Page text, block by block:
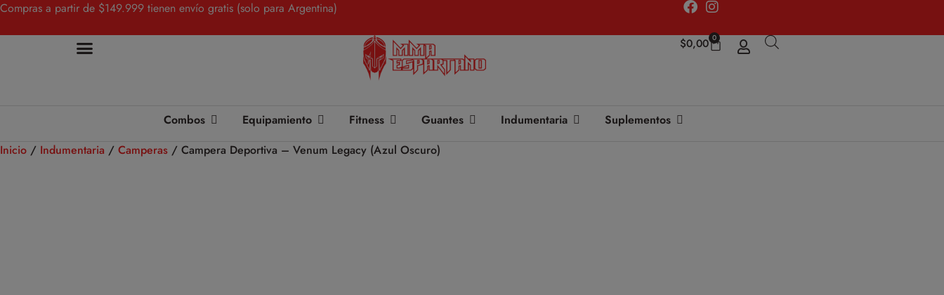
Compras a partir de $149.999 tienen envío gratis (solo para Argentina)
$0,00 0
Combos Equipamiento Fitness Guantes Indumentaria
Suplementos
Inicio / Indumentaria / Camperas / Campera Deportiva – Venum Legacy (Azul Oscuro)